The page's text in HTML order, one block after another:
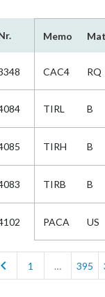
Memo
CAC4 RQ
TIRL B
TIRH B
TIRB B
PACA US
chevron_left 1 … 395